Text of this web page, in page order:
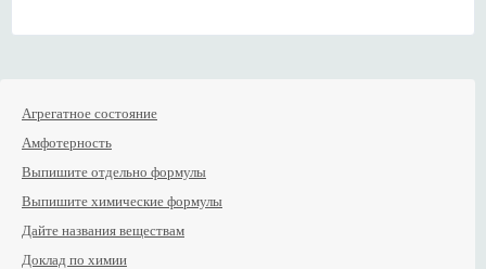
Агрегатное состояние
Амфотерность
Выпишите отдельно формулы
Выпишите химические формулы
Дайте названия веществам
Доклад по химии